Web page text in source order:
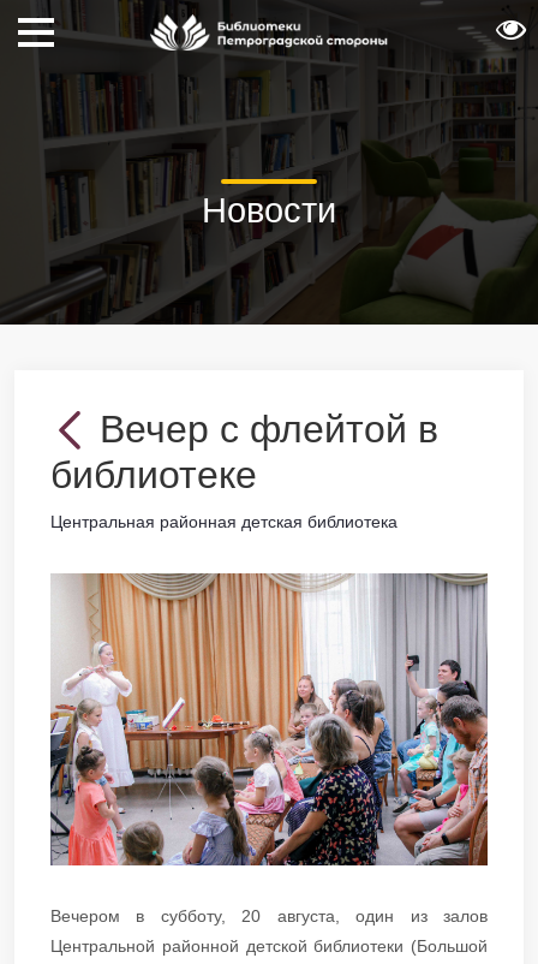
Новости
Вечер с флейтой в
библиотеке
Центральная районная детская библиотека
Вечером в субботу, 20 августа, один из залов
Центральной районной детской библиотеки (Большой